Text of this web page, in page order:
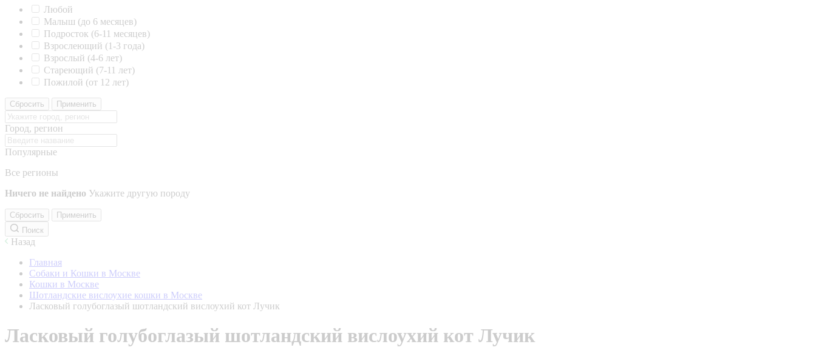
Любой
Малыш (до 6 месяцев)
Подросток (6-11 месяцев)
Взрослеющий (1-3 года)
Взрослый (4-6 лет)
Стареющий (7-11 лет)
Пожилой (от 12 лет)
Сбросить Применить
Город, регион
Популярные
Все регионы
Ничего не найдено Укажите другую породу
Сбросить
Применить
Поиск
Назад
Главная
Собаки и Кошки в Москве
Кошки в Москве
Шотландские вислоухие кошки в Москве
Ласковый голубоглазый шотландский вислоухий кот Лучик
Ласковый голубоглазый шотландский вислоухий кот Лучик